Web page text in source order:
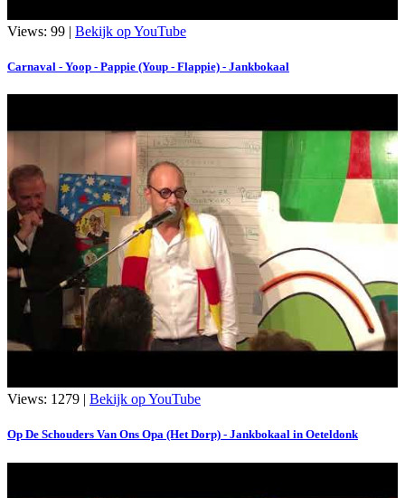
Views: 99 | Bekijk op YouTube
Carnaval - Yoop - Pappie (Youp - Flappie) - Jankbokaal
Views: 1279 | Bekijk op YouTube
Op De Schouders Van Ons Opa (Het Dorp) - Jankbokaal in Oeteldonk